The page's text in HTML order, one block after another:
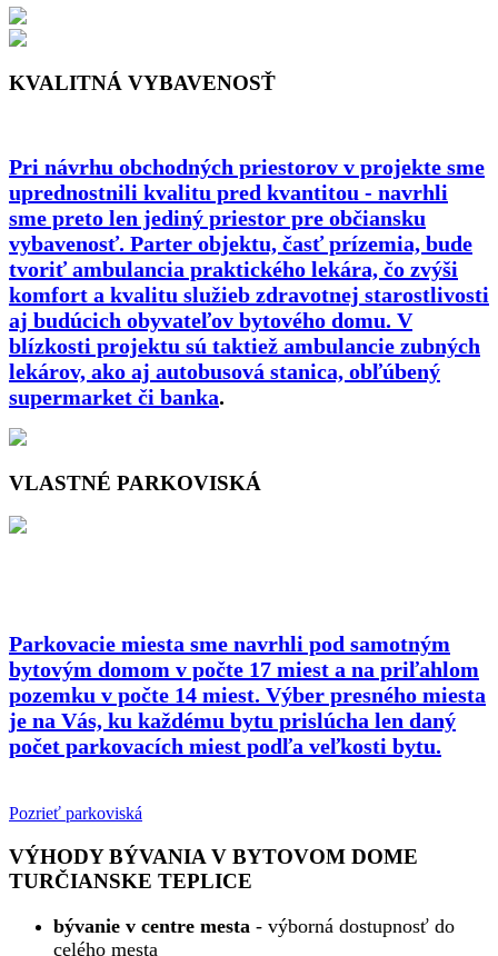
KVALITNÁ VYBAVENOSŤ
Pri návrhu obchodných priestorov v projekte sme
uprednostnili kvalitu pred kvantitou - navrhli
sme preto len jediný priestor pre občiansku
vybavenosť. Parter objektu, časť prízemia, bude
tvoriť ambulancia praktického lekára, čo zvýši
komfort a kvalitu služieb zdravotnej starostlivosti
aj budúcich obyvateľov bytového domu. V
blízkosti projektu sú taktiež ambulancie zubných
lekárov, ako aj autobusová stanica, obľúbený
supermarket či banka.
VLASTNÉ PARKOVISKÁ
Parkovacie miesta sme navrhli pod samotným
bytovým domom v počte 17 miest a na priľahlom
pozemku v počte 14 miest. Výber presného miesta
je na Vás, ku každému bytu prislúcha len daný
počet parkovacích miest podľa veľkosti bytu.
Pozrieť parkoviská
VÝHODY BÝVANIA V BYTOVOM DOME
TURČIANSKE TEPLICE
bývanie v centre mesta - výborná dostupnosť do
celého mesta